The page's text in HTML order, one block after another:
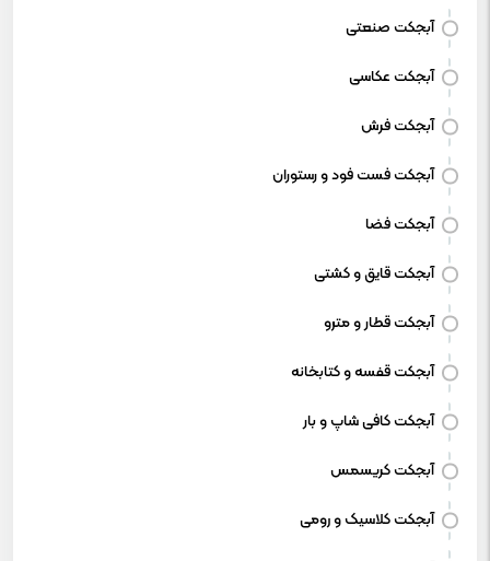
آبجکت صنعتی
آبجکت عکاسی
آبجکت فرش
آبجکت فست فود و رستوران
آبجکت فضا
آبجکت قایق و کشتی
آبجکت قطار و مترو
آبجکت قفسه و کتابخانه
آبجکت کافی شاپ و بار
آبجکت کریسمس
آبجکت کلاسیک و رومی